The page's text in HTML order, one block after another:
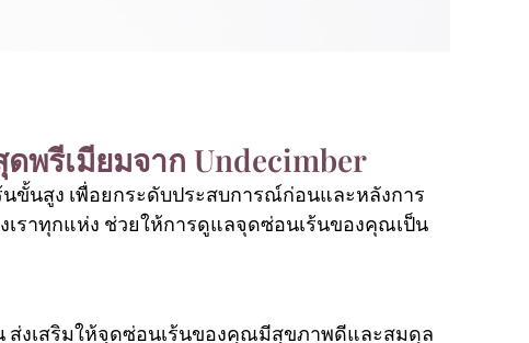
รีเมียมจาก Undecimber
ขั้นสูง เพื่อยกระดับประสบการณ์ก่อนและหลังการ
าทุกแห่ง ช่วยให้การดูแลจุดซ่อนเร้นของคุณเป็น
ส่งเสริมให้จุดซ่อนเร้นของคุณมีสุขภาพดีและสมดุล